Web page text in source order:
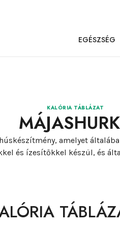
EGÉSZSÉG
KALÓRIA TÁBLÁZAT
amelyet
és ízesítőkkel készül, és